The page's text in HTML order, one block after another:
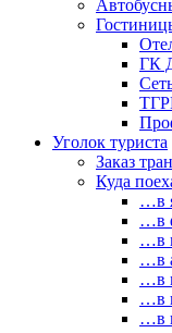
ГК
Уголок туриста
Заказ
Куда
…в
…в
…в
…в
…в
…в
…в